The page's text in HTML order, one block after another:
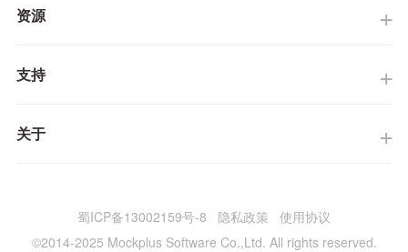
资源
支持
关于
蜀ICP备13002159号-8 隐私政策
使用协议
©2014-2025 Mockplus Software Co.,Ltd. All rights reserved.